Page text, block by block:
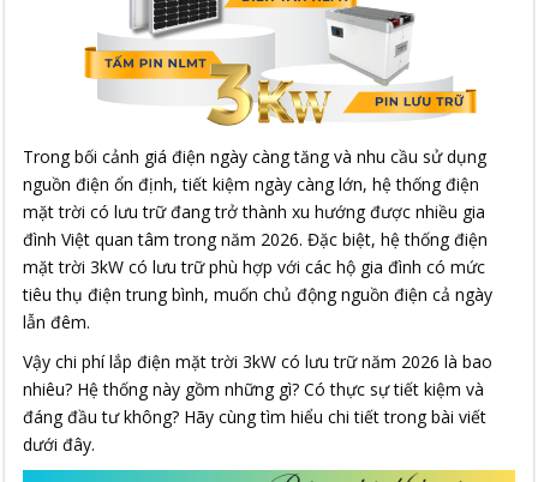
Trong bối cảnh giá điện ngày càng tăng và nhu cầu sử dụng
nguồn điện ổn định, tiết kiệm ngày càng lớn, hệ thống điện
mặt trời có lưu trữ đang trở thành xu hướng được nhiều gia
đình Việt quan tâm trong năm 2026. Đặc biệt, hệ thống điện
mặt trời 3kW có lưu trữ phù hợp với các hộ gia đình có mức
tiêu thụ điện trung bình, muốn chủ động nguồn điện cả ngày
lẫn đêm.
Vậy chi phí lắp điện mặt trời 3kW có lưu trữ năm 2026 là bao
nhiêu? Hệ thống này gồm những gì? Có thực sự tiết kiệm và
đáng đầu tư không? Hãy cùng tìm hiểu chi tiết trong bài viết
dưới đây.